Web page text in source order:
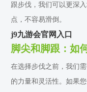
跟步伐，我们可以更深
点，不容易滑倒。
j9九游会官网入口
脚尖和脚跟：如
在选择步伐之前，我们
的力量和灵活性。如果